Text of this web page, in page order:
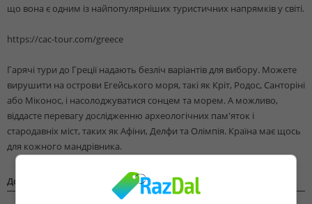
що вона є одним із найпопулярніших туристичних напрямків у світі.
https://cac-tour.com/greece
Гарячі тури до Греції надають безліч варіантів для вибору. Можете
вирушити на острови Егейського моря, такі як Кріт, Родос, Санторіні
або Міконос, і насолоджуватися сонцем та морем. А можливо,
віддасте перевагу дослідженню археологічних пам'яток і
стародавніх міст, таких як Афіни, Делфи та Олімпія. Країна має щось
для кожного мандрівника.
Дополнительная информация